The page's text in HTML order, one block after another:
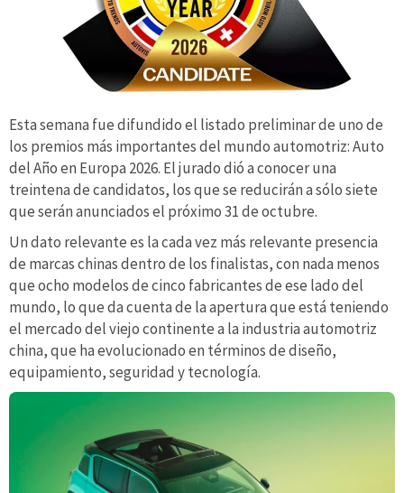
Esta semana fue difundido el listado preliminar de uno de
los premios más importantes del mundo automotriz: Auto
del Año en Europa 2026. El jurado dió a conocer una
treintena de candidatos, los que se reducirán a sólo siete
que serán anunciados el próximo 31 de octubre.
Un dato relevante es la cada vez más relevante presencia
de marcas chinas dentro de los finalistas, con nada menos
que ocho modelos de cinco fabricantes de ese lado del
mundo, lo que da cuenta de la apertura que está teniendo
el mercado del viejo continente a la industria automotriz
china, que ha evolucionado en términos de diseño,
equipamiento, seguridad y tecnología.